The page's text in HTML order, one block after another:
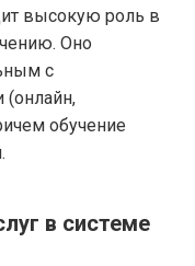
высокую роль в
Оно
с
обучение
в системе